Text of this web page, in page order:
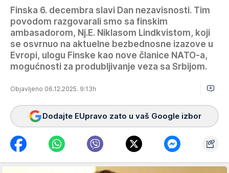
Finska 6. decembra slavi Dan nezavisnosti. Tim
povodom razgovarali smo sa finskim
ambasadorom, Nj.E. Niklasom Lindkvistom, koji
se osvrnuo na aktuelne bezbednosne izazove u
Evropi, ulogu Finske kao nove članice NATO-a,
mogućnosti za produbljivanje veza sa Srbijom.
Objavljeno 06.12.2025. 9:13h
Dodajte EUpravo zato u vaš Google izbor